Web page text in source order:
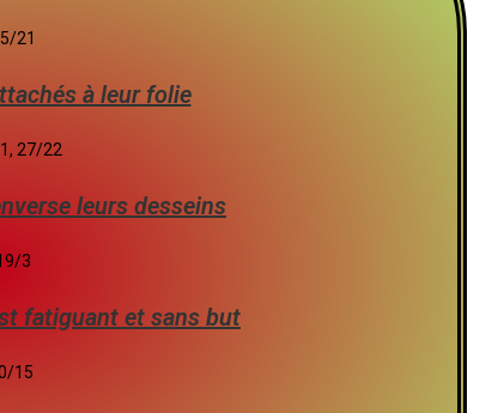
21
à leur folie
27/22
leurs desseins
3
fatiguant et sans but
15